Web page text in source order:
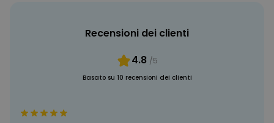
Recensioni dei clienti
4.8 /5
Basato su 10 recensioni dei clienti
MARKETING
NON CLASSIFICATO